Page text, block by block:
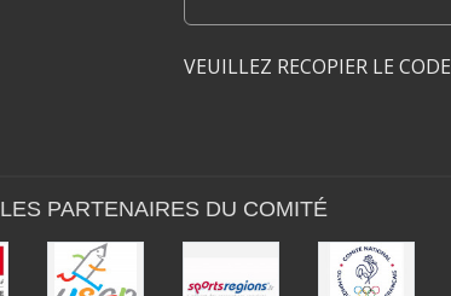
VEUILLEZ RECOPIER LE CODE
LES PARTENAIRES DU COMITÉ